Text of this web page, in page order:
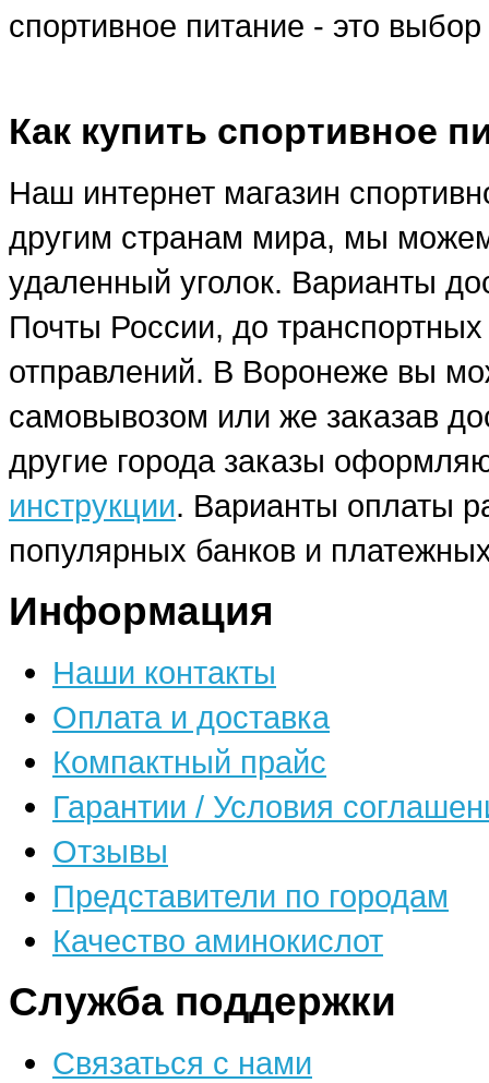
спортивное питание - это
Как купить спортивное
Наш интернет магазин
другим странам мира, мы
удаленный уголок. Варианты
Почты России, до
отправлений. В Воронеже вы
самовывозом или же заказав
другие города заказы
инструкции. Варианты оплаты
популярных банков и
Информация
Наши контакты
Оплата и доставка
Компактный прайс
Гарантии / Условия
Отзывы
Представители по городам
Качество аминокислот
Служба поддержки
Связаться с нами